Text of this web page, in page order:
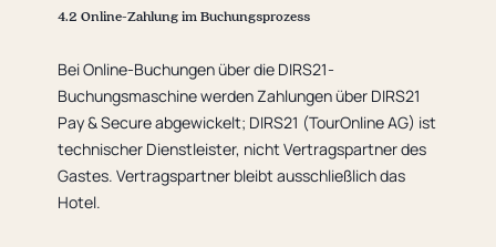
4.2 Online-Zahlung im Buchungsprozess
Bei Online-Buchungen über die DIRS21-
Buchungsmaschine werden Zahlungen über DIRS21
Pay & Secure abgewickelt; DIRS21 (TourOnline AG) ist
technischer Dienstleister, nicht Vertragspartner des
Gastes. Vertragspartner bleibt ausschließlich das
Hotel.